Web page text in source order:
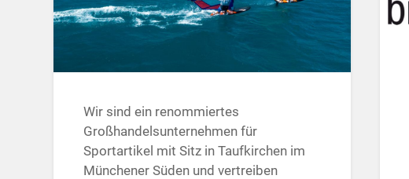
Wir sind ein renommiertes
Großhandelsunternehmen für
Sportartikel mit Sitz in Taufkirchen im
Münchener Süden und vertreiben